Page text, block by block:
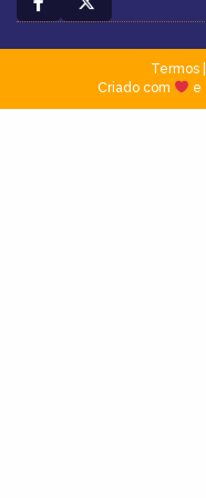
Termos|
Criado com
e